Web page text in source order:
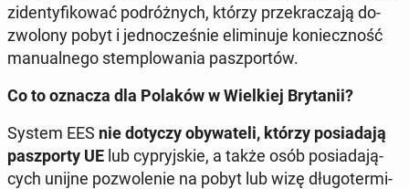
zi­den­ty­fi­ko­wać po­dróż­nych, którzy prze­kra­cza­ją do­
zwo­lo­ny pobyt i jed­no­cze­śnie eli­mi­nu­je ko­niecz­ność
ma­nu­al­ne­go stem­plo­wa­nia pasz­por­tów.
Co to oznacza dla Polaków w Wiel­kiej Bry­ta­nii?
System EES nie dotyczy oby­wa­te­li, którzy po­sia­da­ją
pasz­por­ty UE lub cy­pryj­skie, a także osób po­sia­da­ją­
cych unijne po­zwo­le­nie na pobyt lub wizę dłu­go­ter­mi­